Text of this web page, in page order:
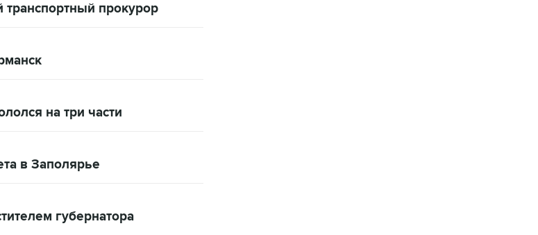
прокурор
на три части
в Заполярье
губернатора